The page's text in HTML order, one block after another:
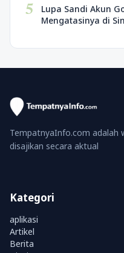
5
Lupa Sandi Akun
Mengatasinya di
TempatnyaInfo.com adalah
disajikan secara aktual
Kategori
aplikasi
Artikel
Berita